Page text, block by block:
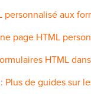
aux
page HTML
HTML
de guides sur